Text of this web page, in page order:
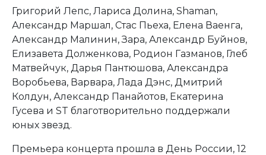
Григорий Лепс, Лариса Долина, Shaman,
Александр Маршал, Стас Пьеха, Елена Ваенга,
Александр Малинин, Зара, Александр Буйнов,
Елизавета Долженкова, Родион Газманов, Глеб
Матвейчук, Дарья Пантюшова, Александра
Воробьева, Варвара, Лада Дэнс, Дмитрий
Колдун, Александр Панайотов, Екатерина
Гусева и ST благотворительно поддержали
юных звезд.
Премьера концерта прошла в День России, 12